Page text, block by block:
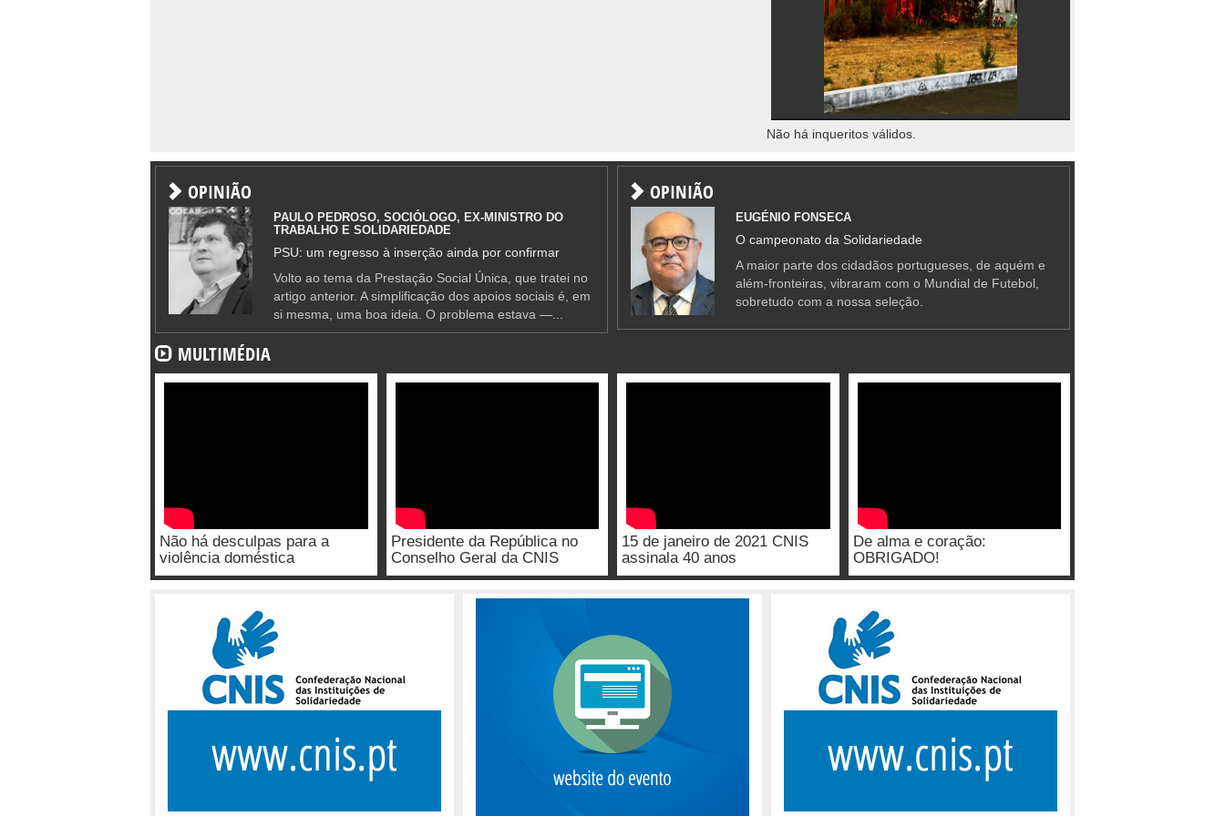
Não há inqueritos válidos.
OPINIÃO
PAULO PEDROSO, SOCIÓLOGO, EX-MINISTRO DO
TRABALHO E SOLIDARIEDADE
PSU: um regresso à inserção ainda por confirmar
Volto ao tema da Prestação Social Única, que tratei no
artigo anterior. A simplificação dos apoios sociais é, em
si mesma, uma boa ideia. O problema estava —...
OPINIÃO
EUGÉNIO FONSECA
O campeonato da Solidariedade
A maior parte dos cidadãos portugueses, de aquém e
além-fronteiras, vibraram com o Mundial de Futebol,
sobretudo com a nossa seleção.
MULTIMÉDIA
Não há desculpas para a
violência doméstica
Presidente da República no
Conselho Geral da CNIS
15 de janeiro de 2021 CNIS
assinala 40 anos
De alma e coração:
OBRIGADO!